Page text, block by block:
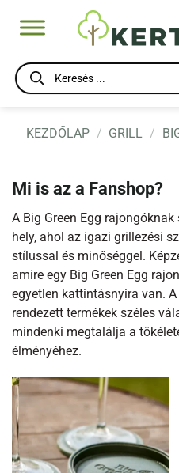
Products
search
KEZDŐLAP / GRILL /
Mi is az a Fanshop?
A Big Green Egg
hely, ahol az igazi grillezési
stílussal és minőséggel.
amire egy Big Green Egg
egyetlen kattintásnyira van.
rendezett termékek széles
mindenki megtalálja a
élményéhez.